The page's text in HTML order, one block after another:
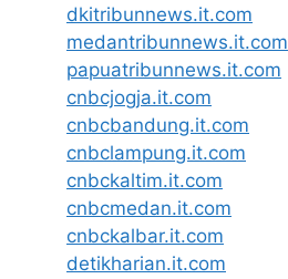
dkitribunnews.it.com
medantribunnews.it.com
papuatribunnews.it.com
cnbcjogja.it.com
cnbcbandung.it.com
cnbclampung.it.com
cnbckaltim.it.com
cnbcmedan.it.com
cnbckalbar.it.com
detikharian.it.com